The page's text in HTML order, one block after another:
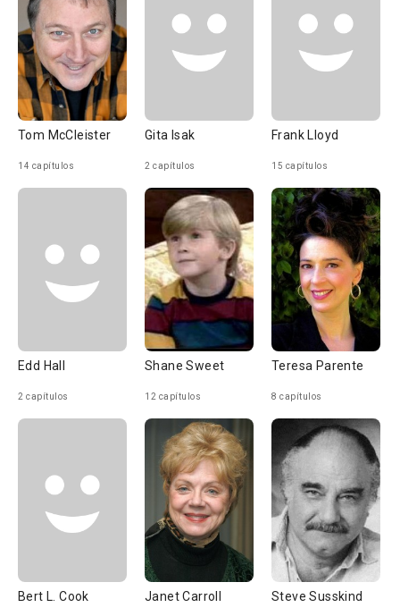
Tom McCleister
14 capítulos
Gita Isak
2 capítulos
Frank Lloyd
15 capítulos
Edd Hall
2 capítulos
Shane Sweet
12 capítulos
Teresa Parente
8 capítulos
Bert L. Cook Janet Carroll Steve Susskind